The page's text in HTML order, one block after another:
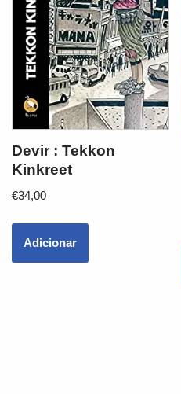
Devir : Tekkon
Kinkreet
€34,00
Adicionar